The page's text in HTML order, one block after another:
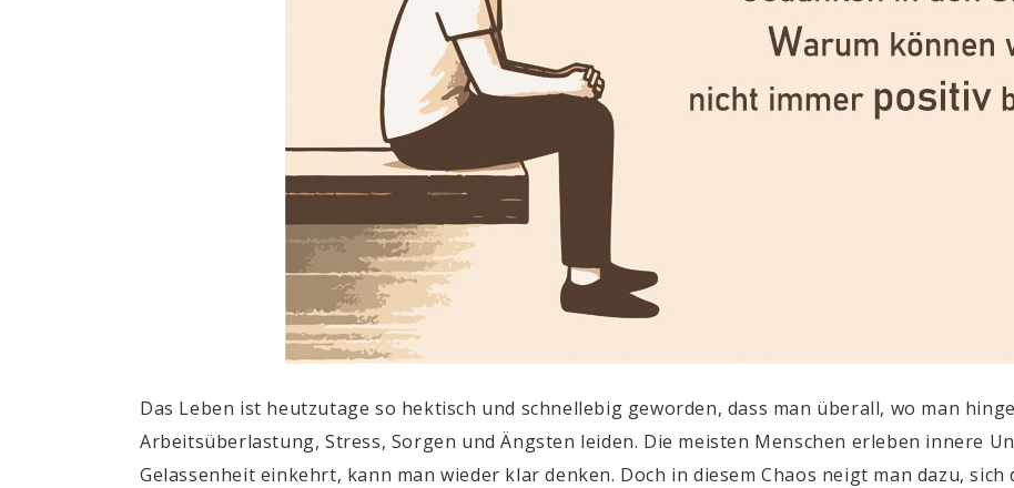
Das Leben ist heutzutage so hektisch und schnellebig geworden, dass man überall, wo man
Arbeitsüberlastung, Stress, Sorgen und Ängsten leiden. Die meisten Menschen erleben innere
Gelassenheit einkehrt, kann man wieder klar denken. Doch in diesem Chaos neigt man dazu, sich